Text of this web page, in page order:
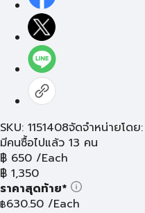
SKU: 1151408จัดจำหน่ายโดย:
มีคนซื้อไปแล้ว 13 คน
฿ 650 /Each
฿ 1,350
ราคาสุดท้าย*
฿630.50 /Each